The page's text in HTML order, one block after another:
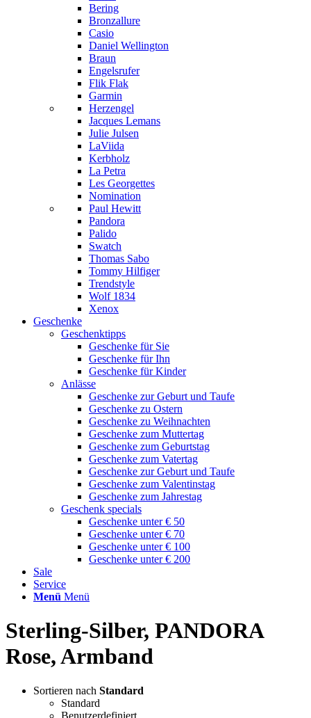
Bering
Bronzallure
Casio
Daniel Wellington
Braun
Engelsrufer
Flik Flak
Garmin
Herzengel
Jacques Lemans
Julie Julsen
LaViida
Kerbholz
La Petra
Les Georgettes
Nomination
Paul Hewitt
Pandora
Palido
Swatch
Thomas Sabo
Tommy Hilfiger
Trendstyle
Wolf 1834
Xenox
Geschenke
Geschenktipps
Geschenke für Sie
Geschenke für Ihn
Geschenke für Kinder
Anlässe
Geschenke zur Geburt und Taufe
Geschenke zu Ostern
Geschenke zu Weihnachten
Geschenke zum Muttertag
Geschenke zum Geburtstag
Geschenke zum Vatertag
Geschenke zur Geburt und Taufe
Geschenke zum Valentinstag
Geschenke zum Jahrestag
Geschenk specials
Geschenke unter € 50
Geschenke unter € 70
Geschenke unter € 100
Geschenke unter € 200
Sale
Service
Menü Menü
Sterling-Silber, PANDORA
Rose, Armband
Sortieren nach Standard
Standard
Benutzerdefiniert